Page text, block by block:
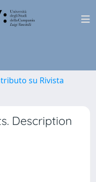
su Rivista
Description